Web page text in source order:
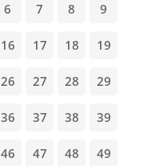
6 7 8 9
16 17 18 19
26 27 28 29
36 37 38 39
46 47 48 49